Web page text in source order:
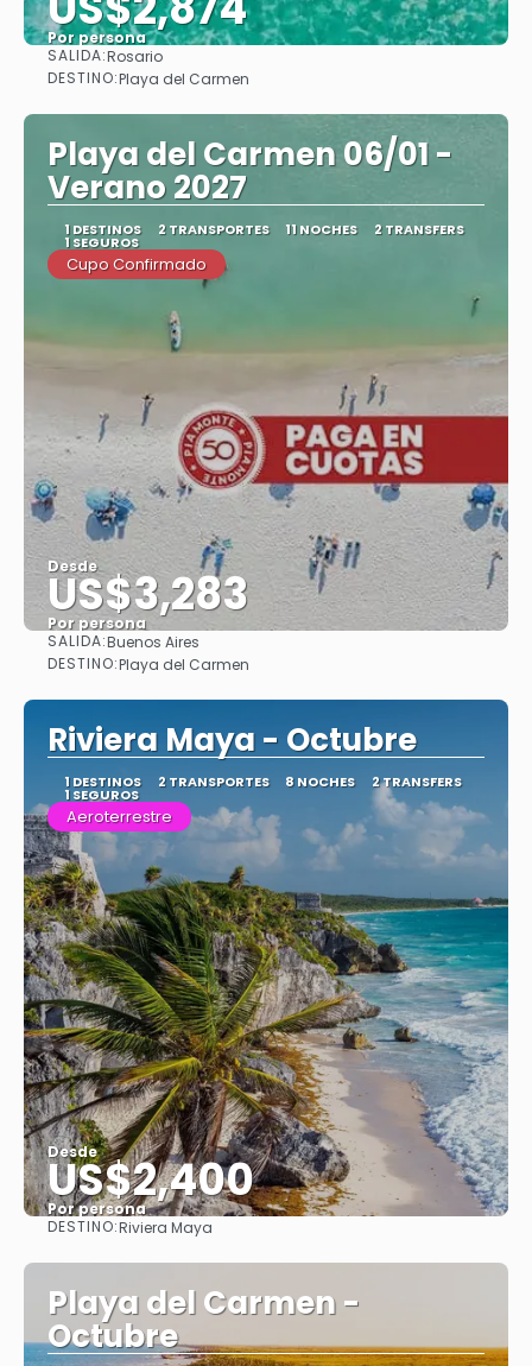
Por persona
SALIDA:Rosario
DESTINO:Playa del Carmen
Playa del Carmen 06/01 -
Verano 2027
1 DESTINOS 2 TRANSPORTES 11 NOCHES 2 TRANSFERS
1 SEGUROS
Cupo Confirmado
Desde
US$3,283
Por persona
SALIDA:Buenos Aires
DESTINO:Playa del Carmen
Riviera Maya - Octubre
1 DESTINOS 2 TRANSPORTES 8 NOCHES 2 TRANSFERS
1 SEGUROS
Aeroterrestre
Desde
US$2,400
Por persona
DESTINO:Riviera Maya
Playa del Carmen -
Octubre